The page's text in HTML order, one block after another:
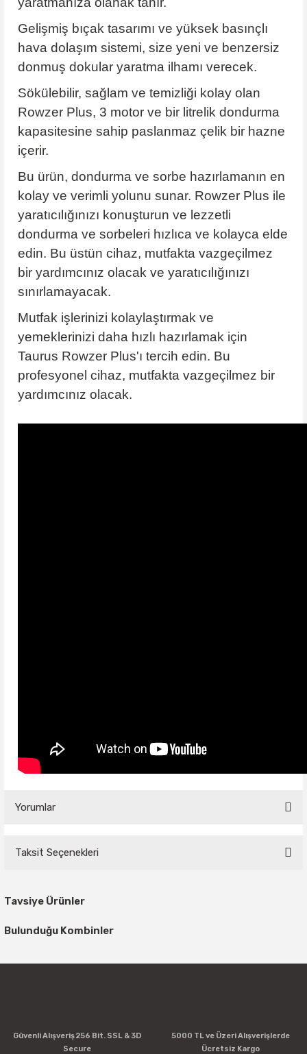
Gelişmiş bıçak tasarımı ve yüksek basınçlı
hava dolaşım sistemi, size yeni ve benzersiz
donmuş dokular yaratma ilhamı verecek.
Sökülebilir, sağlam ve temizliği kolay olan
Rowzer Plus, 3 motor ve bir litrelik dondurma
kapasitesine sahip paslanmaz çelik bir hazne
içerir.
Bu ürün, dondurma ve sorbe hazırlamanın en
kolay ve verimli yolunu sunar. Rowzer Plus ile
yaratıcılığınızı konuşturun ve lezzetli
dondurma ve sorbeleri hızlıca ve kolayca elde
edin. Bu üstün cihaz, mutfakta vazgeçilmez
bir yardımcınız olacak ve yaratıcılığınızı
sınırlamayacak.
Mutfak işlerinizi kolaylaştırmak ve
yemeklerinizi daha hızlı hazırlamak için
Taurus Rowzer Plus'ı tercih edin. Bu
profesyonel cihaz, mutfakta vazgeçilmez bir
yardımcınız olacak.
Yorumlar
Taksit Seçenekleri
Tavsiye Ürünler
Bulunduğu Kombinler
Güvenli Alışveriş 256 Bit. SSL & 3D
Secure
5000 TL ve Üzeri Alışverişlerde
Ücretsiz Kargo